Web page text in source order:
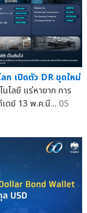
ก เปิดตัว DR ชุดใหม่
โลยี แร่หายาก การ
ดย์ 13 พ.ค.นี... 05